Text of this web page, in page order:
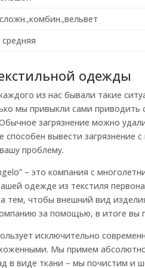
одежды
из нас бывали такие
мы привыкли сами приводить
загрязнение можно
способен вывести
проблему.
– это компания с
одежде из текстиля
тем, чтобы внешний вид
за помощью, в итоге вы
исключительно
Мы примем
в виде ткани – мы почистим и